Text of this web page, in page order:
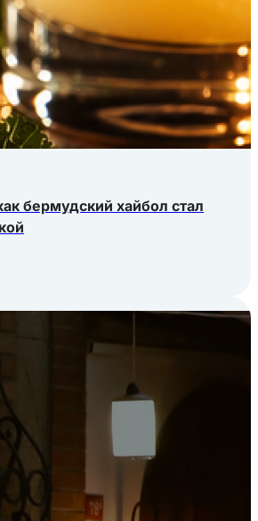
бермудский хайбол стал